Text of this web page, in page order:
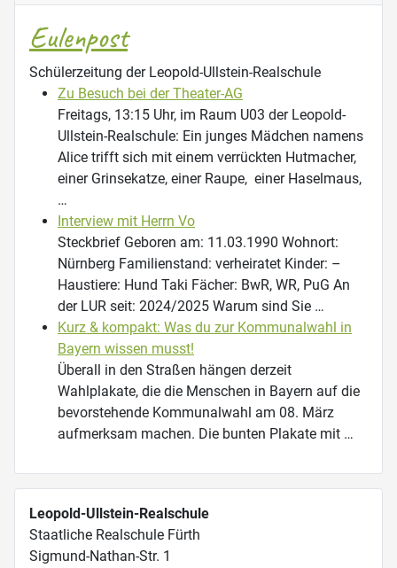
Eulenpost
Schülerzeitung der Leopold-Ullstein-Realschule
Zu Besuch bei der Theater-AG
Freitags, 13:15 Uhr, im Raum U03 der Leopold-
Ullstein-Realschule: Ein junges Mädchen namens
Alice trifft sich mit einem verrückten Hutmacher,
einer Grinsekatze, einer Raupe, einer Haselmaus,
…
Interview mit Herrn Vo
Steckbrief Geboren am: 11.03.1990 Wohnort:
Nürnberg Familienstand: verheiratet Kinder: –
Haustiere: Hund Taki Fächer: BwR, WR, PuG An
der LUR seit: 2024/2025 Warum sind Sie …
Kurz & kompakt: Was du zur Kommunalwahl in
Bayern wissen musst!
Überall in den Straßen hängen derzeit
Wahlplakate, die die Menschen in Bayern auf die
bevorstehende Kommunalwahl am 08. März
aufmerksam machen. Die bunten Plakate mit …
Leopold-Ullstein-Realschule
Staatliche Realschule Fürth
Sigmund-Nathan-Str. 1